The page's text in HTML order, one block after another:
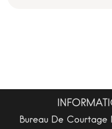
Bureau De Courtage